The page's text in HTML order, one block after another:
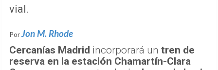
vial.
PorJon M. Rhode
Cercanías Madrid incorporará un tren de
reserva en la estación Chamartín-Clara